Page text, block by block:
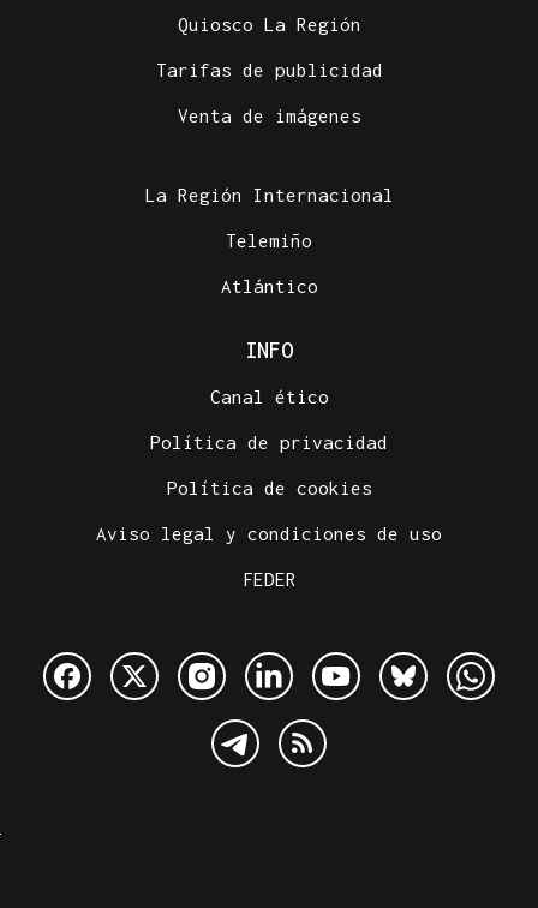
Quiosco La Región
Tarifas de publicidad
Venta de imágenes
La Región Internacional
Telemiño
Atlántico
INFO
Canal ético
Política de privacidad
Política de cookies
Aviso legal y condiciones de uso
FEDER